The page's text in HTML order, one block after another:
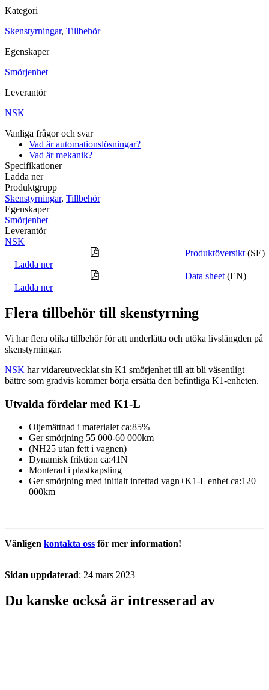
Kategori
Skenstyrningar, Tillbehör
Egenskaper
Smörjenhet
Leverantör
NSK
Vanliga frågor och svar
Vad är automationslösningar?
Vad är mekanik?
Specifikationer
Ladda ner
Produktgrupp
Skenstyrningar, Tillbehör
Egenskaper
Smörjenhet
Leverantör
NSK
Produktöversikt (SE)
Ladda ner
Data sheet (EN)
Ladda ner
Flera tillbehör till skenstyrning
Vi har flera olika tillbehör för att underlätta och utöka livslängden på
skenstyrningar.
NSK har vidareutvecklat sin K1 smörjenhet till att bli väsentligt
bättre som gradvis kommer börja ersätta den befintliga K1-enheten.
Utvalda fördelar med K1-L
Oljemättnad i materialet ca:85%
Ger smörjning 55 000-60 000km
(NH25 utan fett i vagnen)
Dynamisk friktion ca:41N
Monterad i plastkapsling
Ger smörjning med initialt infettad vagn+K1-L enhet ca:120
000km
Vänligen kontakta oss för mer information!
Sidan uppdaterad: 24 mars 2023
Du kanske också är intresserad av